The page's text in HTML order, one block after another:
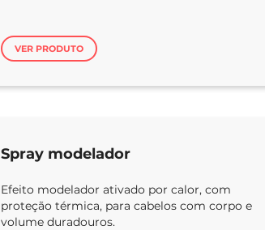
VER PRODUTO
Spray modelador
Efeito modelador ativado por calor, com
proteção térmica, para cabelos com corpo e
volume duradouros.